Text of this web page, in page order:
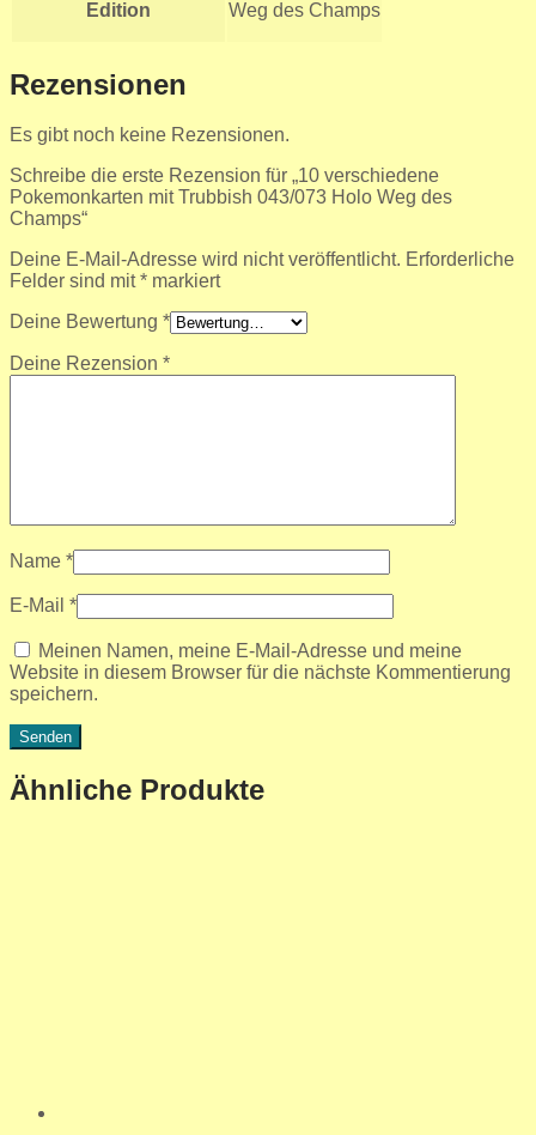
Edition Weg des Champs
Rezensionen
Es gibt noch keine Rezensionen.
Schreibe die erste Rezension für „10 verschiedene
Pokemonkarten mit Trubbish 043/073 Holo Weg des
Champs“
Deine E-Mail-Adresse wird nicht veröffentlicht. Erforderliche
Felder sind mit* markiert
Deine Bewertung *
Deine Rezension *
Name *
E-Mail *
Meinen Namen, meine E-Mail-Adresse und meine
Website in diesem Browser für die nächste Kommentierung
speichern.
Ähnliche Produkte